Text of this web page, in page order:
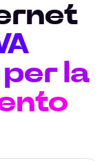
la